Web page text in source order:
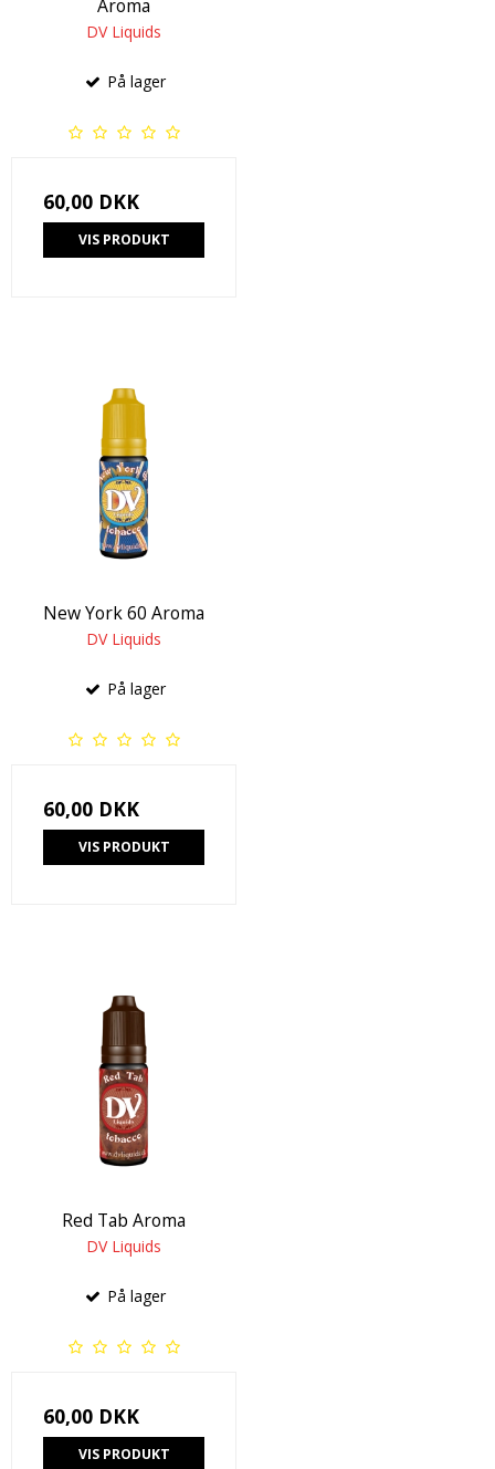
Aroma
DV Liquids
På lager
60,00 DKK
VIS PRODUKT
New York 60 Aroma
DV Liquids
På lager
60,00 DKK
VIS PRODUKT
Red Tab Aroma
DV Liquids
På lager
60,00 DKK
VIS PRODUKT